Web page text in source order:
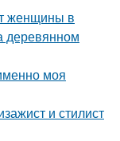
женщины в
деревянном
моя
и стилист